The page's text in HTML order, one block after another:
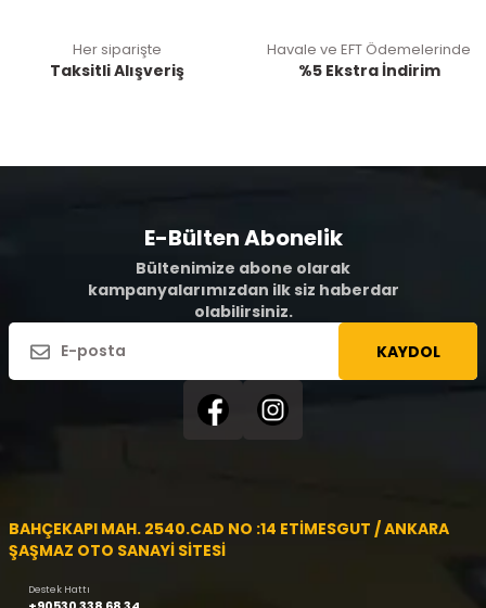
Her siparişte
Taksitli Alışveriş
Havale ve EFT Ödemelerinde
%5 Ekstra İndirim
E-Bülten Abonelik
Bültenimize abone olarak
kampanyalarımızdan ilk siz haberdar
olabilirsiniz.
KAYDOL
BAHÇEKAPI MAH. 2540.CAD NO :14 ETİMESGUT / ANKARA
ŞAŞMAZ OTO SANAYİ SİTESİ
Destek Hattı